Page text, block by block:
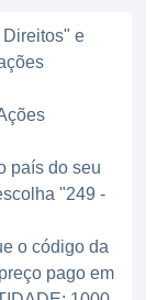
e a
que as
disso, a
e
possam
Direitos" e
país do seu
"249 -
o código da
pago em